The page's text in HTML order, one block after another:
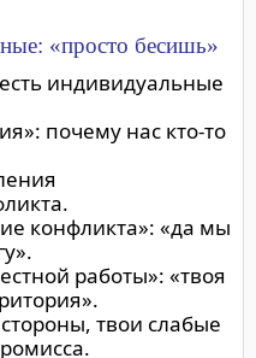
«просто бесишь»
индивидуальные
почему нас кто-то
конфликта»: «да мы
работы»: «твоя
твои слабые